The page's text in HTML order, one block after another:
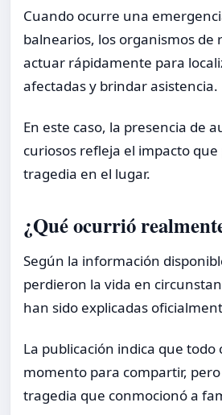
Cuando ocurre una
balnearios, los organismos de
actuar rápidamente para
afectadas y brindar asistencia.
En este caso, la presencia de
curiosos refleja el impacto que
tragedia en el lugar.
¿Qué ocurrió
Según la información
perdieron la vida en
han sido explicadas
La publicación indica que todo
momento para compartir,
tragedia que conmocionó a